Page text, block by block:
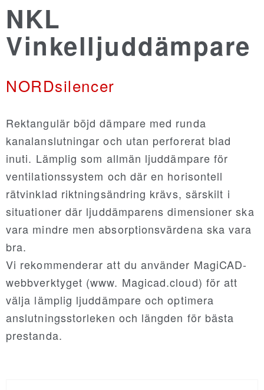
NORDcanopy
NORDdamper
NORDroof
NORDdoor
NORDgrille
NORDdiffuser
NKL
Vinkelljuddämpare
NORDsilencer
Rektangulär böjd dämpare med runda
kanalanslutningar och utan perforerat blad
inuti. Lämplig som allmän ljuddämpare för
ventilationssystem och där en horisontell
rätvinklad riktningsändring krävs, särskilt i
situationer där ljuddämparens dimensioner ska
vara mindre men absorptionsvärdena ska vara
bra.
Vi rekommenderar att du använder MagiCAD-
webbverktyget (www. Magicad.cloud) för att
välja lämplig ljuddämpare och optimera
anslutningsstorleken och längden för bästa
prestanda.